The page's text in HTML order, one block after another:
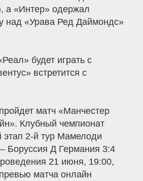
а «Интер» одержал
над «Урава Ред Даймондс»
будет играть с
встретится с
матч «Манчестер
Клубный чемпионат
этап 2-й тур Мамелоди
Боруссия Д Германия 3:4
21 июня, 19:00,
матча онлайн